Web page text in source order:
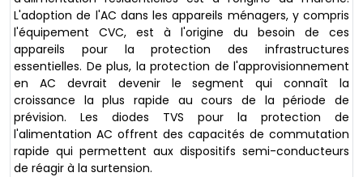
L'adoption de l'AC dans les appareils ménagers, y compris
l'équipement CVC, est à l'origine du besoin de ces
appareils pour la protection des infrastructures
essentielles. De plus, la protection de l'approvisionnement
en AC devrait devenir le segment qui connaît la
croissance la plus rapide au cours de la période de
prévision. Les diodes TVS pour la protection de
l'alimentation AC offrent des capacités de commutation
rapide qui permettent aux dispositifs semi-conducteurs
de réagir à la surtension.